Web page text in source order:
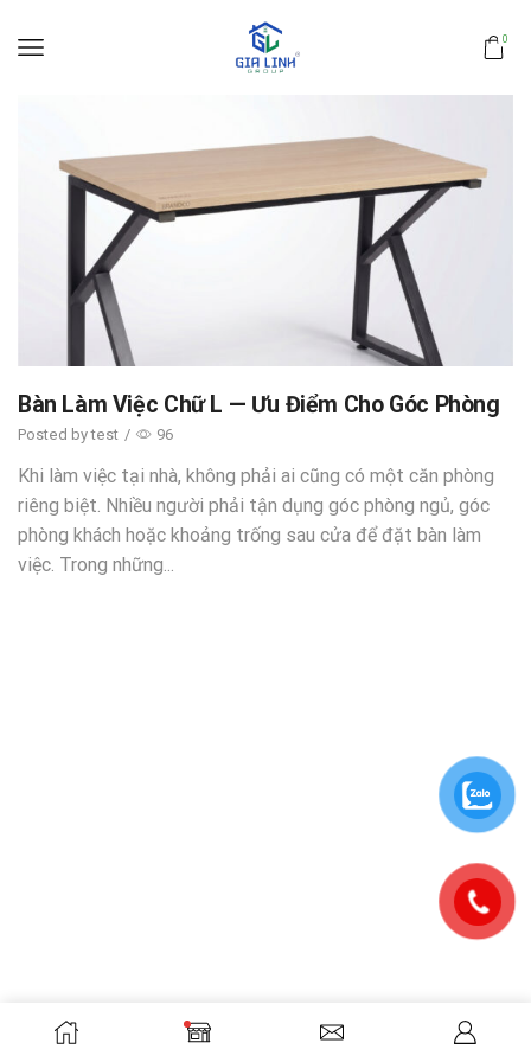
0
Bàn Làm Việc Chữ L — Ưu Điểm Cho Góc Phòng
Posted bytest / 96
Khi làm việc tại nhà, không phải ai cũng có một căn phòng
riêng biệt. Nhiều người phải tận dụng góc phòng ngủ, góc
phòng khách hoặc khoảng trống sau cửa để đặt bàn làm
việc. Trong những...